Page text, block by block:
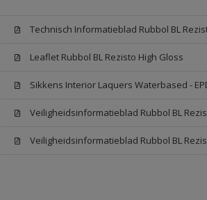
Technisch Informatieblad Rubbol BL
Leaflet Rubbol BL Rezisto High Gloss
Sikkens Interior Laquers Waterbased -
Veiligheidsinformatieblad Rubbol BL
Veiligheidsinformatieblad Rubbol BL